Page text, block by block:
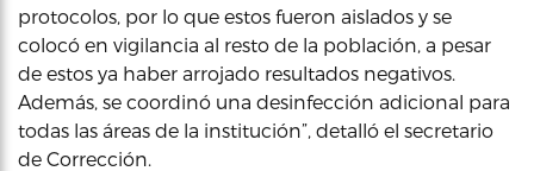
protocolos, por lo que estos fueron aislados y se
colocó en vigilancia al resto de la población, a pesar
de estos ya haber arrojado resultados negativos.
Además, se coordinó una desinfección adicional para
todas las áreas de la institución”, detalló el secretario
de Corrección.